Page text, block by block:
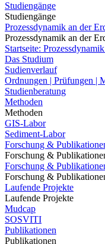
Studiengänge
Studiengänge
Prozessdynamik an der
Prozessdynamik an der
Startseite:
Das Studium
Sudienverlauf
Ordnungen | Prüfungen |
Studienberatung
Methoden
Methoden
GIS-Labor
Sediment-Labor
Forschung &
Forschung &
Forschung &
Forschung &
Laufende Projekte
Laufende Projekte
Mudcap
SOSVITI
Publikationen
Publikationen